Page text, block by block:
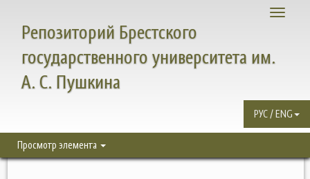
Toggle
Репозиторий Брестского
государственного университета им.
А. С. Пушкина
РУС / ENG
Просмотр элемента